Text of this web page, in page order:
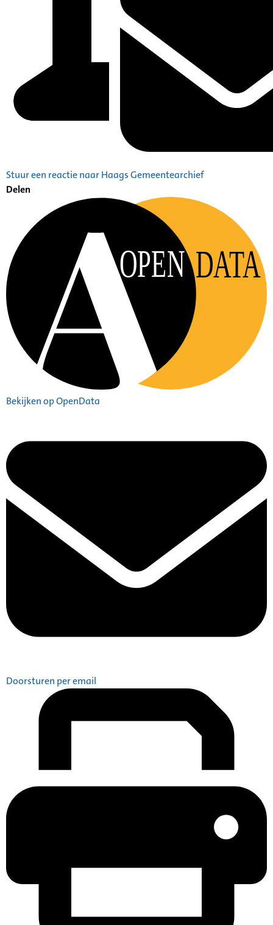
Stuur een reactie naar Haags Gemeentearchief
Delen
OPEN DATA
Bekijken op OpenData
Doorsturen per email